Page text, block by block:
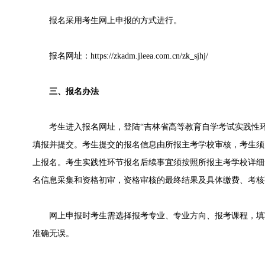
报名采用考生网上申报的方式进行。
报名网址：https://zkadm.jleea.com.cn/zk_sjhj/
三、报名办法
考生进入报名网址，登陆“吉林省高等教育自学考试实践性
填报并提交。考生提交的报名信息由所报主考学校审核，考生
上报名。考生实践性环节报名后续事宜须按照所报主考学校详
名信息采集和资格初审，资格审核的最终结果及具体缴费、考
网上申报时考生需选择报考专业、专业方向、报考课程，填
准确无误。